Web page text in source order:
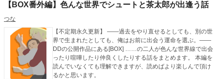
【BOX番外編】色んな世界でシュートと茶太郎が出逢う話
つな
【不定期永久更新】 ――過去をやり直せるとしても、別の世
界で生まれたとしても、俺はお前に出会う運命を選ぶ。――
DDの公開作品にある[BOX] ……の二人が色んな世界線で出会
ったり喧嘩したり仲良くしたりする話をまとめます。 本編を
読んでいなくても理解できますが、読めばより楽しんで頂け
るかと思います。